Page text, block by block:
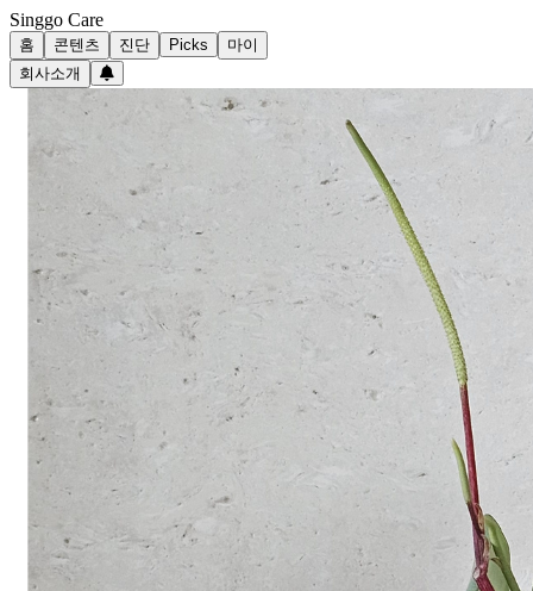
Singgo Care
홈 콘텐츠 진단 Picks
마이
회사소개